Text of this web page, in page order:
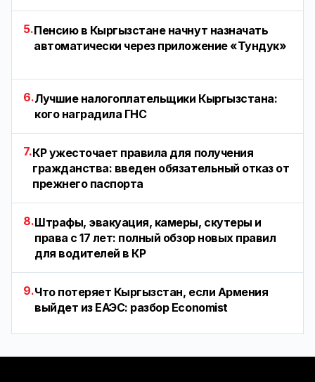
5.Пенсию в Кыргызстане начнут назначать
автоматически через приложение «Тундук»
6.Лучшие налогоплательщики Кыргызстана:
кого наградила ГНС
7.КР ужесточает правила для получения
гражданства: введен обязательный отказ от
прежнего паспорта
8.Штрафы, эвакуация, камеры, скутеры и
права с 17 лет: полный обзор новых правил
для водителей в КР
9.Что потеряет Кыргызстан, если Армения
выйдет из ЕАЭС: разбор Economist